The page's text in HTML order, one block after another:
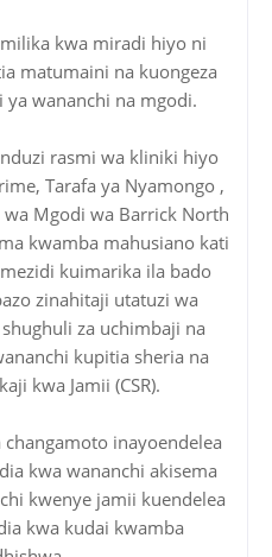
kwa miradi hiyo ni
matumaini na kuongeza
wananchi na mgodi.
rasmi wa kliniki hiyo
Tarafa ya Nyamongo ,
Mgodi wa Barrick North
kwamba mahusiano kati
kuimarika ila bado
zinahitaji utatuzi wa
za uchimbaji na
kupitia sheria na
kwa Jamii (CSR).
inayoendelea
kwa wananchi akisema
kwenye jamii kuendelea
kwa kudai kwamba